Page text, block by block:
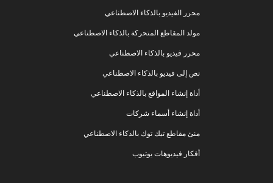
محرر الفيديو بالذكاء الاصطناعي
مولد المقاطع المتحركة بالذكاء الاصطناعي
محرر فيديو بالذكاء الاصطناعي
نص إلى فيديو بالذكاء الاصطناعي
أداة إنشاء المواقع بالذكاء الاصطناعي
أداة إنشاء أسماء شركات
منئ مقاطع تيك توك بالذكاء الاصطناعي
أفكار فيديوهات يوتيوب